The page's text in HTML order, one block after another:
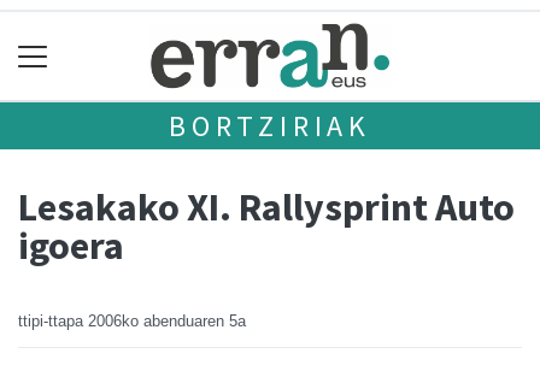
BORTZIRIAK
Lesakako XI. Rallysprint Auto
igoera
ttipi-ttapa 2006ko abenduaren 5a